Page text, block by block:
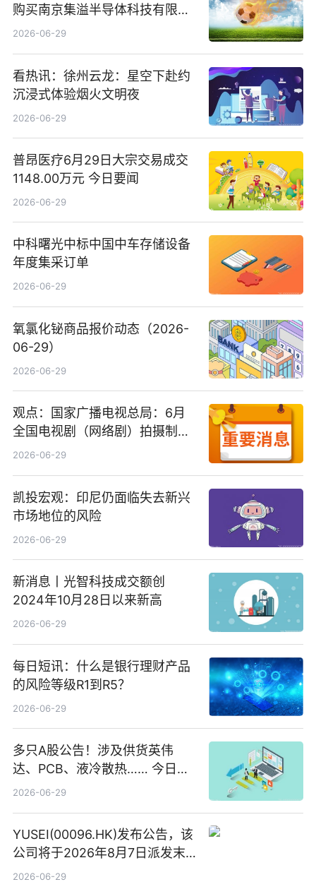
购买南京集溢半导体科技有限公
司15.3%股权
2026-06-29
看热讯：徐州云龙：星空下赴约
沉浸式体验烟火文明夜
2026-06-29
普昂医疗6月29日大宗交易成交
1148.00万元 今日要闻
2026-06-29
中科曙光中标中国中车存储设备
年度集采订单
2026-06-29
氧氯化铋商品报价动态（2026-
06-29）
2026-06-29
观点：国家广播电视总局：6月
全国电视剧（网络剧）拍摄制作
备案公示剧目197部
2026-06-29
凯投宏观：印尼仍面临失去新兴
市场地位的风险
2026-06-29
新消息丨光智科技成交额创
2024年10月28日以来新高
2026-06-29
每日短讯：什么是银行理财产品
的风险等级R1到R5？
2026-06-29
多只A股公告！涉及供货英伟
达、PCB、液冷散热…… 今日快
讯
2026-06-29
YUSEI(00096.HK)发布公告，该
公司将于2026年8月7日派发末
期股息每股人民币0.013元 每日
2026-06-29